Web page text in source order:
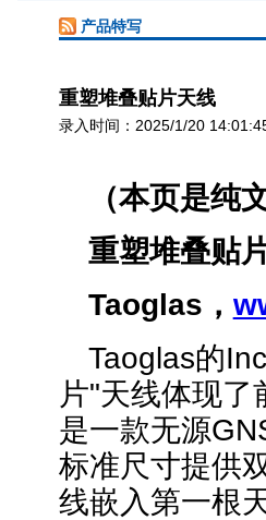
产品特写
重塑堆叠贴片天线
录入时间：2025/1/20
（本页是纯
重塑堆叠贴
Taoglas，
Taoglas的
片"天线体现
是一款无源
标准尺寸提供
线嵌入第一根